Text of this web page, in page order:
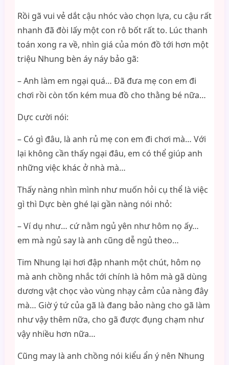
Rồi gã vui vẻ dắt cậu nhóc vào chọn lựa, cu cậu rất
nhanh đã đòi lấy một con rô bốt rất to. Lúc thanh
toán xong ra về, nhìn giá của món đồ tới hơn một
triệu Nhung bèn áy náy bảo gã:
– Anh làm em ngại quá… Đã đưa mẹ con em đi
chơi rồi còn tốn kém mua đồ cho thằng bé nữa…
Dực cười nói:
– Có gì đâu, là anh rủ mẹ con em đi chơi mà… Với
lại không cần thấy ngại đâu, em có thể giúp anh
những việc khác ở nhà mà…
Thấy nàng nhìn mình như muốn hỏi cụ thể là việc
gì thì Dực bèn ghé lại gần nàng nói nhỏ:
– Ví dụ như… cứ nằm ngủ yên như hôm nọ ấy…
em mà ngủ say là anh cũng dễ ngủ theo…
Tim Nhung lại hơi đập nhanh một chút, hôm nọ
mà anh chồng nhắc tới chính là hôm mà gã dùng
dương vật chọc vào vùng nhạy cảm của nàng đây
mà… Giờ ý tứ của gã là đang bảo nàng cho gã làm
như vậy thêm nữa, cho gã được đụng chạm như
vậy nhiều hơn nữa…
Cũng may là anh chồng nói kiểu ẩn ý nên Nhung